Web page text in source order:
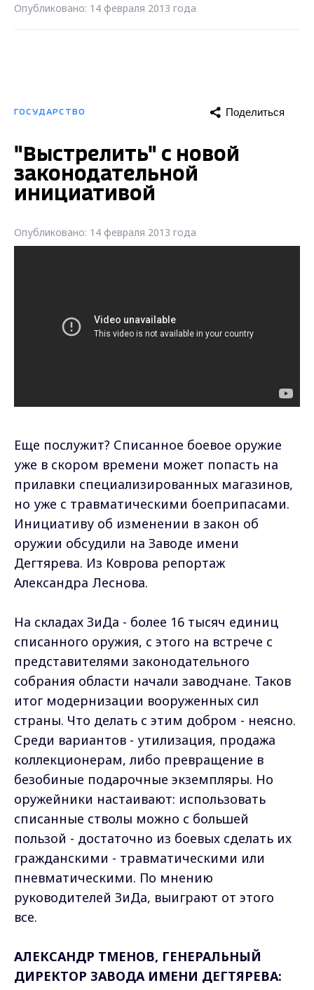
Опубликовано: 14 февраля 2013 года
ГОСУДАРСТВО Поделиться
"Выстрелить" с новой
законодательной
инициативой
Опубликовано: 14 февраля 2013 года
Еще послужит? Списанное боевое оружие
уже в скором времени может попасть на
прилавки специализированных магазинов,
но уже с травматическими боеприпасами.
Инициативу об изменении в закон об
оружии обсудили на Заводе имени
Дегтярева. Из Коврова репортаж
Александра Леснова.
На складах ЗиДа - более 16 тысяч единиц
списанного оружия, с этого на встрече с
представителями законодательного
собрания области начали заводчане. Таков
итог модернизации вооруженных сил
страны. Что делать с этим добром - неясно.
Среди вариантов - утилизация, продажа
коллекционерам, либо превращение в
безобиные подарочные экземпляры. Но
оружейники настаивают: использовать
списанные стволы можно с большей
пользой - достаточно из боевых сделать их
гражданскими - травматическими или
пневматическими. По мнению
руководителей ЗиДа, выиграют от этого
все.
АЛЕКСАНДР ТМЕНОВ, ГЕНЕРАЛЬНЫЙ
ДИРЕКТОР ЗАВОДА ИМЕНИ ДЕГТЯРЕВА: